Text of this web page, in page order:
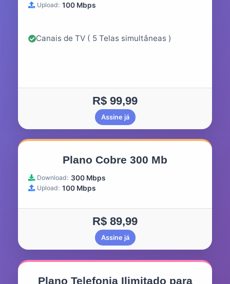
Upload: 100 Mbps
Canais de TV ( 5 Telas simultâneas )
R$ 99,99
Assine já
Plano Cobre 300 Mb
Download: 300 Mbps
Upload: 100 Mbps
R$ 89,99
Assine já
Plano Telefonia Ilimitado para